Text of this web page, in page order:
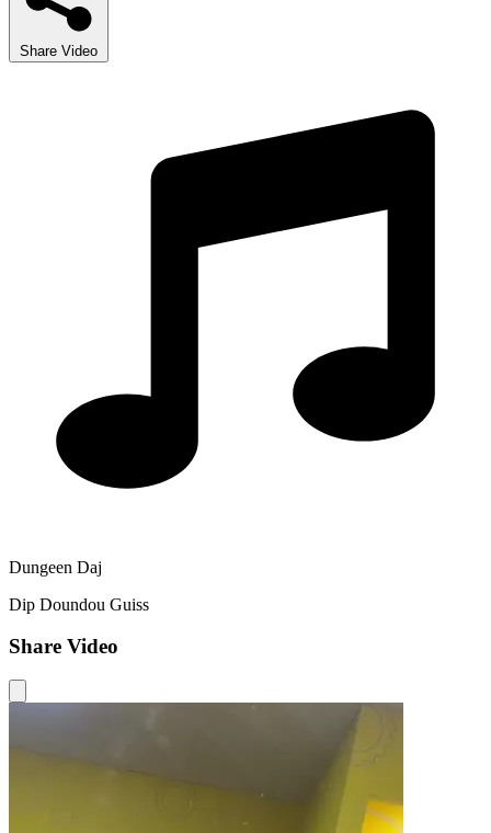
Share Video
Dungeen Daj
Dip Doundou Guiss
Share Video